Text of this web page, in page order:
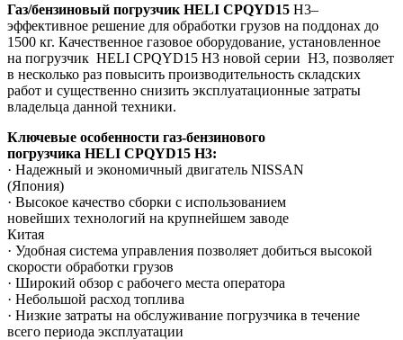
Газ/бензиновый погрузчик HELI CPQYD15 H3–
эффективное решение для обработки грузов на поддонах до
1500 кг. Качественное газовое оборудование, установленное
на погрузчик HELI CPQYD15 H3 новой серии H3, позволяет
в несколько раз повысить производительность складских
работ и существенно снизить эксплуатационные затраты
владельца данной техники.
Ключевые особенности газ-бензинового
погрузчика HELI CPQYD15 H3:
· Надежный и экономичный двигатель NISSAN
(Япония)
· Высокое качество сборки с использованием
новейших технологий на крупнейшем заводе
Китая
· Удобная система управления позволяет добиться высокой
скорости обработки грузов
· Широкий обзор с рабочего места оператора
· Небольшой расход топлива
· Низкие затраты на обслуживание погрузчика в течение
всего периода эксплуатации